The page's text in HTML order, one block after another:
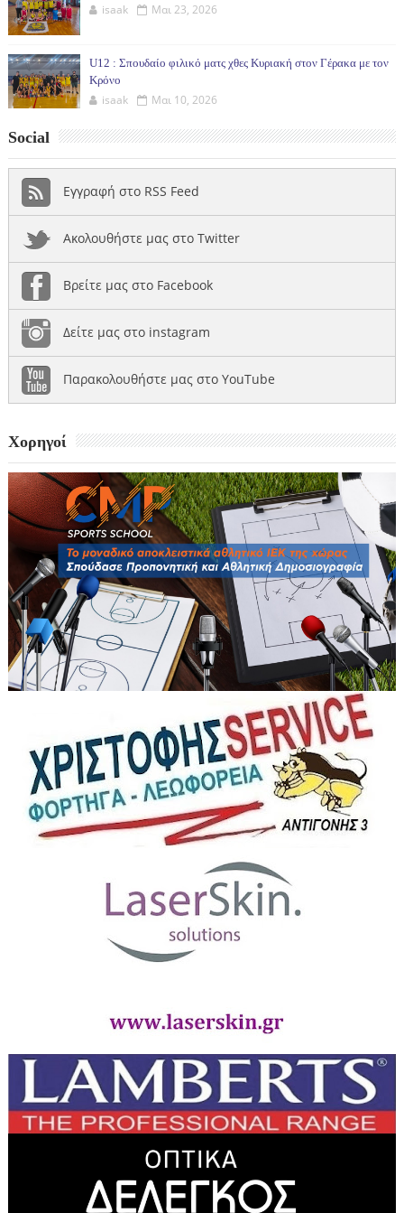
isaak Μαι 23, 2026
U12 : Σπουδαίο φιλικό ματς χθες Κυριακή στον Γέρακα με τον
Κρόνο
isaak Μαι 10, 2026
Social
Εγγραφή στο RSS Feed
Ακολουθήστε μας στο Twitter
Βρείτε μας στο Facebook
Δείτε μας στο instagram
Παρακολουθήστε μας στο YouTube
Χορηγοί